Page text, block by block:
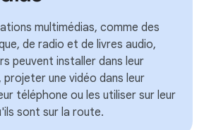
multimédias, comme des
de radio et de livres audio,
peuvent installer dans leur
projeter une vidéo dans leur
téléphone ou les utiliser sur leur
sont sur la route.